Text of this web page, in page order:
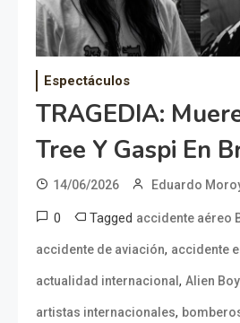
Espectáculos
TRAGEDIA:
Tree Y Gaspi En
14/06/2026 Eduardo
0 Tagged accidente aéreo
accidente de aviación, accidente
actualidad internacional , Alien Boy
artistas internacionales,